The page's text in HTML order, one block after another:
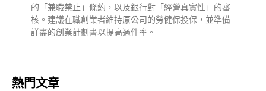
的「兼職禁止」條約，以及銀行對「經營真實性」的審
核。建議在職創業者維持原公司的勞健保投保，並準備
詳盡的創業計劃書以提高過件率。
熱門文章